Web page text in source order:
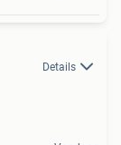
Details